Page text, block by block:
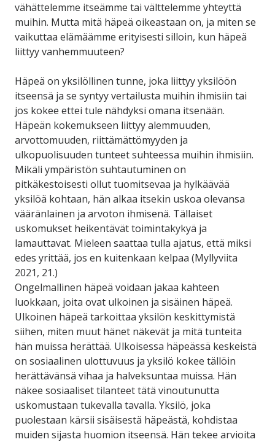
vähättelemme itseämme tai välttelemme yhteyttä
muihin. Mutta mitä häpeä oikeastaan on, ja miten se
vaikuttaa elämäämme erityisesti silloin, kun häpeä
liittyy vanhemmuuteen?
Häpeä on yksilöllinen tunne, joka liittyy yksilöön
itseensä ja se syntyy vertailusta muihin ihmisiin tai
jos kokee ettei tule nähdyksi omana itsenään.
Häpeän kokemukseen liittyy alemmuuden,
arvottomuuden, riittämättömyyden ja
ulkopuolisuuden tunteet suhteessa muihin ihmisiin.
Mikäli ympäristön suhtautuminen on
pitkäkestoisesti ollut tuomitsevaa ja hylkäävää
yksilöä kohtaan, hän alkaa itsekin uskoa olevansa
vääränlainen ja arvoton ihmisenä. Tällaiset
uskomukset heikentävät toimintakykyä ja
lamauttavat. Mieleen saattaa tulla ajatus, että miksi
edes yrittää, jos en kuitenkaan kelpaa (Myllyviita
2021, 21.)
Ongelmallinen häpeä voidaan jakaa kahteen
luokkaan, joita ovat ulkoinen ja sisäinen häpeä.
Ulkoinen häpeä tarkoittaa yksilön keskittymistä
siihen, miten muut hänet näkevät ja mitä tunteita
hän muissa herättää. Ulkoisessa häpeässä keskeistä
on sosiaalinen ulottuvuus ja yksilö kokee tällöin
herättävänsä vihaa ja halveksuntaa muissa. Hän
näkee sosiaaliset tilanteet tätä vinoutunutta
uskomustaan tukevalla tavalla. Yksilö, joka
puolestaan kärsii sisäisestä häpeästä, kohdistaa
muiden sijasta huomion itseensä. Hän tekee arvioita